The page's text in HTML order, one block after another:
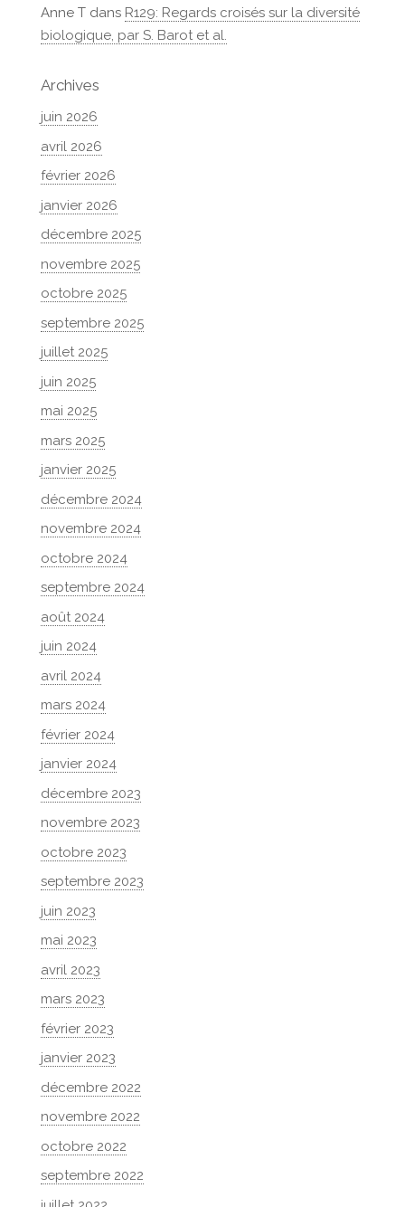
Anne Tdans R129: Regards croisés sur la diversité
biologique, par S. Barot et al.
Archives
juin 2026
avril 2026
février 2026
janvier 2026
décembre 2025
novembre 2025
octobre 2025
septembre 2025
juillet 2025
juin 2025
mai 2025
mars 2025
janvier 2025
décembre 2024
novembre 2024
octobre 2024
septembre 2024
août 2024
juin 2024
avril 2024
mars 2024
février 2024
janvier 2024
décembre 2023
novembre 2023
octobre 2023
septembre 2023
juin 2023
mai 2023
avril 2023
mars 2023
février 2023
janvier 2023
décembre 2022
novembre 2022
octobre 2022
septembre 2022